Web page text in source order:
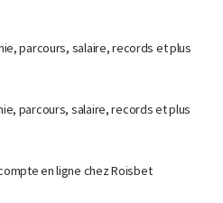
parcours, salaire, records et plus
parcours, salaire, records et plus
en ligne chez Roisbet